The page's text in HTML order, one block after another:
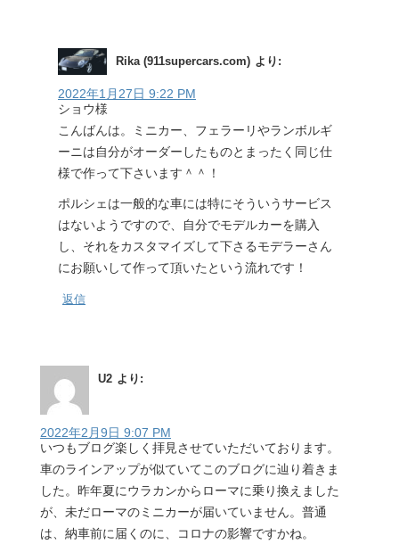
Rika (911supercars.com) より:
2022年1月27日 9:22 PM
ショウ様
こんばんは。ミニカー、フェラーリやランボルギ
ーニは自分がオーダーしたものとまったく同じ仕
様で作って下さいます＾＾！
ポルシェは一般的な車には特にそういうサービス
はないようですので、自分でモデルカーを購入
し、それをカスタマイズして下さるモデラーさん
にお願いして作って頂いたという流れです！
返信
U2 より:
2022年2月9日 9:07 PM
いつもブログ楽しく拝見させていただいております。
車のラインアップが似ていてこのブログに辿り着きま
した。昨年夏にウラカンからローマに乗り換えました
が、未だローマのミニカーが届いていません。普通
は、納車前に届くのに、コロナの影響ですかね。